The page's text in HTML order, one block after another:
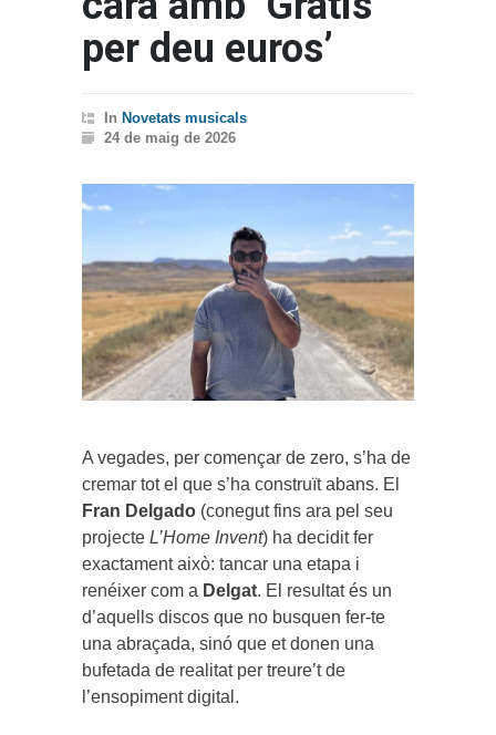
per deu euros’
In Novetats musicals
24 de maig de 2026
A vegades, per començar de zero, s’ha de
cremar tot el que s’ha construït abans. El
Fran Delgado (conegut fins ara pel seu
projecte L’Home Invent) ha decidit fer
exactament això: tancar una etapa i
renéixer com a Delgat. El resultat és un
d’aquells discos que no busquen fer-te
una abraçada, sinó que et donen una
bufetada de realitat per treure’t de
l’ensopiment digital.